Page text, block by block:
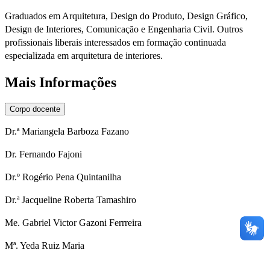
Graduados em Arquitetura, Design do Produto, Design Gráfico,
Design de Interiores, Comunicação e Engenharia Civil. Outros
profissionais liberais interessados em formação continuada
especializada em arquitetura de interiores.
Mais Informações
Corpo docente
Dr.ª Mariangela Barboza Fazano
Dr. Fernando Fajoni
Dr.º Rogério Pena Quintanilha
Dr.ª Jacqueline Roberta Tamashiro
Me. Gabriel Victor Gazoni Ferrreira
Mª. Yeda Ruiz Maria